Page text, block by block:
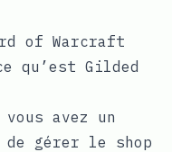
of Warcraft
qu’est Gilded
avez un
gérer le shop